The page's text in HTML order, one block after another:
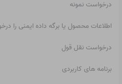
درخواست نمونه
اطلاعات محصول یا برگه داده ایمنی را
درخواست نقل قول
برنامه های کاربردی